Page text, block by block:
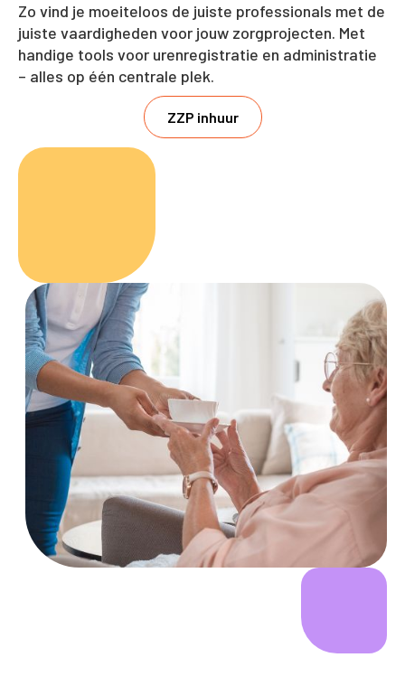
Zo vind je moeiteloos de juiste professionals met de
juiste vaardigheden voor jouw zorgprojecten. Met
handige tools voor urenregistratie en administratie
– alles op één centrale plek.
ZZP inhuur